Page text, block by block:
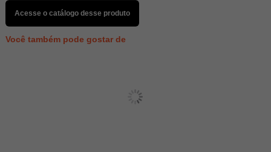
Acesse o catálogo desse produto
Você também pode gostar de